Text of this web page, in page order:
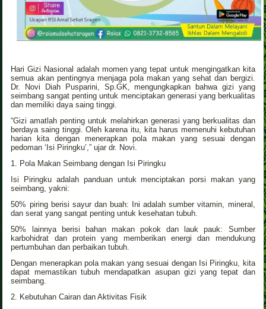
Hari Gizi Nasional adalah momen yang tepat untuk mengingatkan kita
semua akan pentingnya menjaga pola makan yang sehat dan bergizi.
Dr. Novi Diah Pusparini, Sp.GK, mengungkapkan bahwa gizi yang
seimbang sangat penting untuk menciptakan generasi yang berkualitas
dan memiliki daya saing tinggi.
“Gizi amatlah penting untuk melahirkan generasi yang berkualitas dan
berdaya saing tinggi. Oleh karena itu, kita harus memenuhi kebutuhan
harian kita dengan menerapkan pola makan yang sesuai dengan
pedoman ‘Isi Piringku’,” ujar dr. Novi.
1. Pola Makan Seimbang dengan Isi Piringku
Isi Piringku adalah panduan untuk menciptakan porsi makan yang
seimbang, yakni:
50% piring berisi sayur dan buah: Ini adalah sumber vitamin, mineral,
dan serat yang sangat penting untuk kesehatan tubuh.
50% lainnya berisi bahan makan pokok dan lauk pauk: Sumber
karbohidrat dan protein yang memberikan energi dan mendukung
pertumbuhan dan perbaikan tubuh.
Dengan menerapkan pola makan yang sesuai dengan Isi Piringku, kita
dapat memastikan tubuh mendapatkan asupan gizi yang tepat dan
seimbang.
2. Kebutuhan Cairan dan Aktivitas Fisik